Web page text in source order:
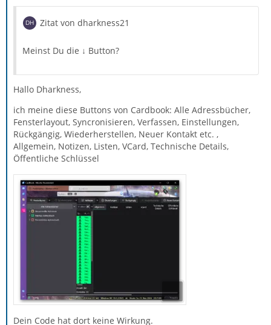
Zitat von dharkness21
Meinst Du die ↓ Button?
Hallo Dharkness,
ich meine diese Buttons von Cardbook: Alle Adressbücher,
Fensterlayout, Syncronisieren, Verfassen, Einstellungen,
Rückgängig, Wiederherstellen, Neuer Kontakt etc. ,
Allgemein, Notizen, Listen, VCard, Technische Details,
Öffentliche Schlüssel
Dein Code hat dort keine Wirkung.